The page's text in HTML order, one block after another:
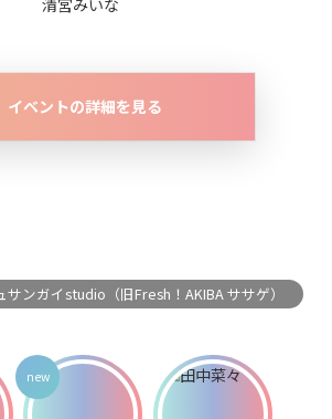
イベントの詳細を見る
サンガイstudio（旧Fresh！AKIBA ササゲ）